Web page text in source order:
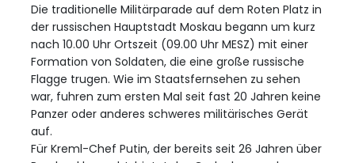
Die traditionelle Militärparade auf dem Roten Platz in
der russischen Hauptstadt Moskau begann um kurz
nach 10.00 Uhr Ortszeit (09.00 Uhr MESZ) mit einer
Formation von Soldaten, die eine große russische
Flagge trugen. Wie im Staatsfernsehen zu sehen
war, fuhren zum ersten Mal seit fast 20 Jahren keine
Panzer oder anderes schweres militärisches Gerät
auf.
Für Kreml-Chef Putin, der bereits seit 26 Jahren über